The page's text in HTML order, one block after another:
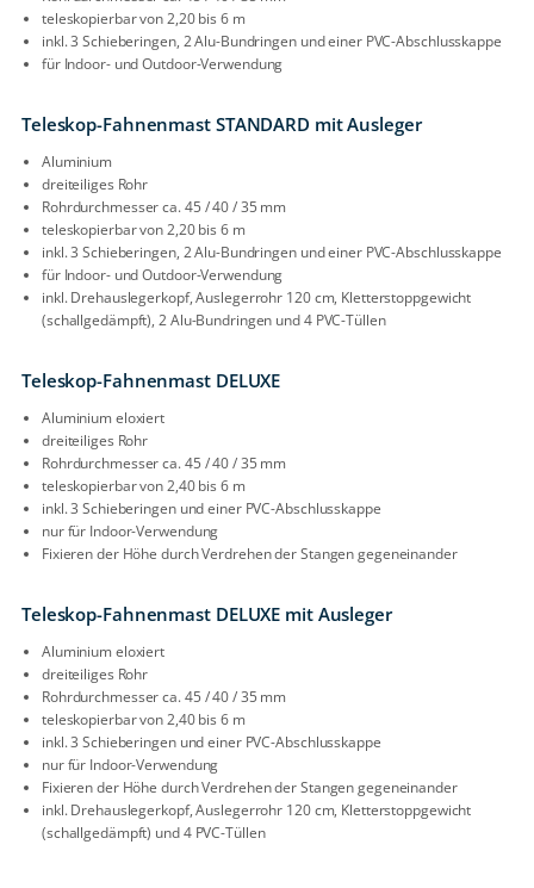
teleskopierbar von 2,20 bis 6 m
inkl. 3 Schieberingen, 2 Alu-Bundringen und einer PVC-Abschlusskappe
für Indoor- und Outdoor-Verwendung
Teleskop-Fahnenmast STANDARD mit Ausleger
Aluminium
dreiteiliges Rohr
Rohrdurchmesser ca. 45 / 40 / 35 mm
teleskopierbar von 2,20 bis 6 m
inkl. 3 Schieberingen, 2 Alu-Bundringen und einer PVC-Abschlusskappe
für Indoor- und Outdoor-Verwendung
inkl. Drehauslegerkopf, Auslegerrohr 120 cm, Kletterstoppgewicht
(schallgedämpft), 2 Alu-Bundringen und 4 PVC-Tüllen
Teleskop-Fahnenmast DELUXE
Aluminium eloxiert
dreiteiliges Rohr
Rohrdurchmesser ca. 45 / 40 / 35 mm
teleskopierbar von 2,40 bis 6 m
inkl. 3 Schieberingen und einer PVC-Abschlusskappe
nur für Indoor-Verwendung
Fixieren der Höhe durch Verdrehen der Stangen gegeneinander
Teleskop-Fahnenmast DELUXE mit Ausleger
Aluminium eloxiert
dreiteiliges Rohr
Rohrdurchmesser ca. 45 / 40 / 35 mm
teleskopierbar von 2,40 bis 6 m
inkl. 3 Schieberingen und einer PVC-Abschlusskappe
nur für Indoor-Verwendung
Fixieren der Höhe durch Verdrehen der Stangen gegeneinander
inkl. Drehauslegerkopf, Auslegerrohr 120 cm, Kletterstoppgewicht
(schallgedämpft) und 4 PVC-Tüllen